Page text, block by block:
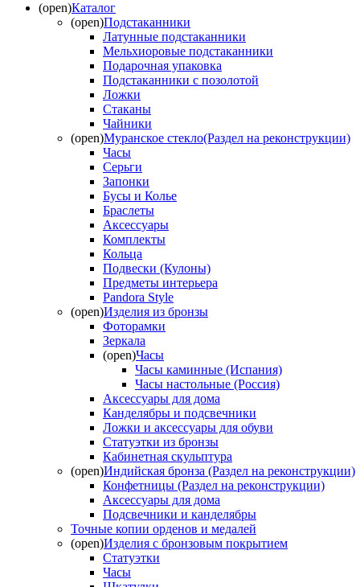
(open)Каталог
(open)Подстаканники
Латунные подстаканники
Мельхиоровые подстаканники
Подарочная упаковка
Подстаканники с позолотой
Ложки
Стаканы
Чайники
(open)Муранское стекло(Раздел на реконструкции)
Часы
Серьги
Запонки
Бусы и Колье
Браслеты
Аксессуары
Комплекты
Кольца
Подвески (Кулоны)
Предметы интерьера
Pandora Style
(open)Изделия из бронзы
Фоторамки
Зеркала
(open)Часы
Часы каминные (Испания)
Часы настольные (Россия)
Аксессуары для дома
Канделябры и подсвечники
Ложки и аксессуары для обуви
Статуэтки из бронзы
Кабинетная скульптура
(open)Индийская бронза (Раздел на реконструкции)
Конфетницы (Раздел на реконструкции)
Аксессуары для дома
Подсвечники и канделябры
Точные копии орденов и медалей
(open)Изделия с бронзовым покрытием
Статуэтки
Часы